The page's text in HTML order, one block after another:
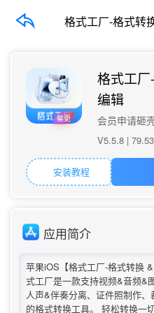
格式工厂-格式转
催更
格式工
编辑
会员申请砸
V5.5.8 |
安装教程
应用简介
苹果iOS【格式工厂-格式转换
式工厂是一款支持视频&音频&
人声&伴奏分离、证件照制作
的格式转换工具。 轻松转换一